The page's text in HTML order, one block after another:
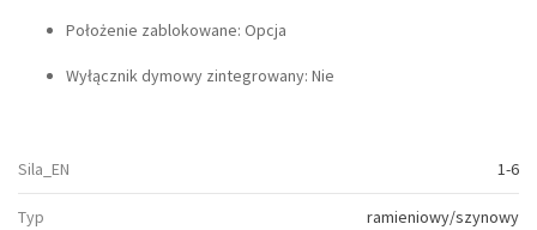
Położenie zablokowane: Opcja
Wyłącznik dymowy zintegrowany: Nie
Sila_EN 1-6
Typ ramieniowy/szynowy